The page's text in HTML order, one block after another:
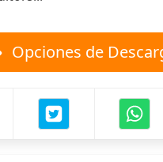
Opciones de